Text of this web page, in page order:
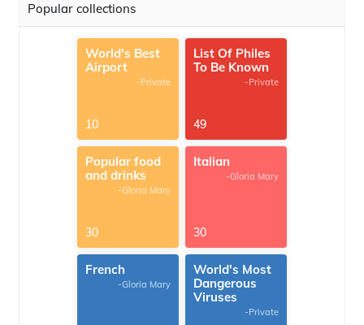
Popular collections
World's Best
Airport
-Private
10
List Of Philes
To Be Known
-Private
49
Popular food
and drinks
-Gloria Mary
30
Italian
-Gloria Mary
30
French
-Gloria Mary
World's Most
Dangerous
Viruses
-Private